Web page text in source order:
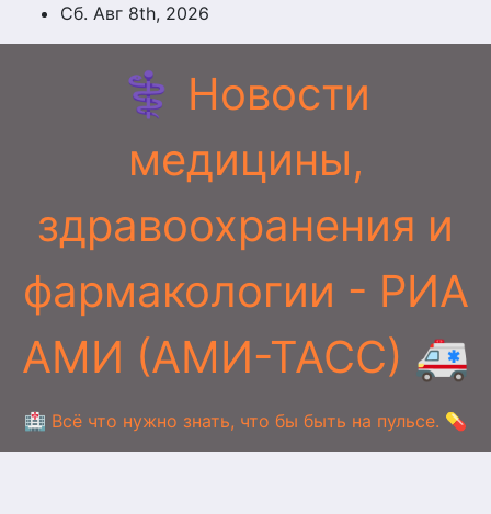
Перейти
к
Сб. Авг 8th, 2026
⚕️ Новости
медицины,
здравоохранения и
фармакологии - РИА
АМИ (АМИ-ТАСС) 🚑
🏥 Всё что нужно знать, что бы быть на пульсе. 💊